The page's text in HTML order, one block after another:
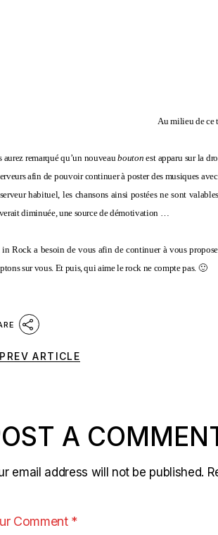
Au milieu de ce
aurez remarqué qu’un nouveaubouton est apparu sur la
afin de pouvoir continuer à poster des musiques
habituel, les chansons ainsi postées ne sont
diminuée, une source de démotivation …
Rock a besoin de vous afin de continuer à vous
sur vous. Et puis, qui aime le rock ne compte pas. 🙂
PREV ARTICLE
A
email address will not be published.